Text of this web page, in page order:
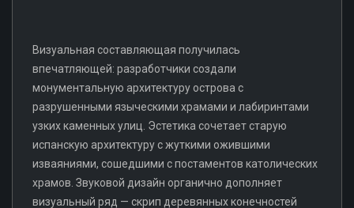
Визуальная составляющая получилась
впечатляющей: разработчики создали
монументальную архитектуру острова с
разрушенными языческими храмами и лабиринтами
узких каменных улиц. Эстетика сочетает старую
испанскую архитектуру с жуткими ожившими
изваяниями, сошедшими с постаментов католических
храмов. Звуковой дизайн органично дополняет
визуальный ряд — скрип деревянных конечностей